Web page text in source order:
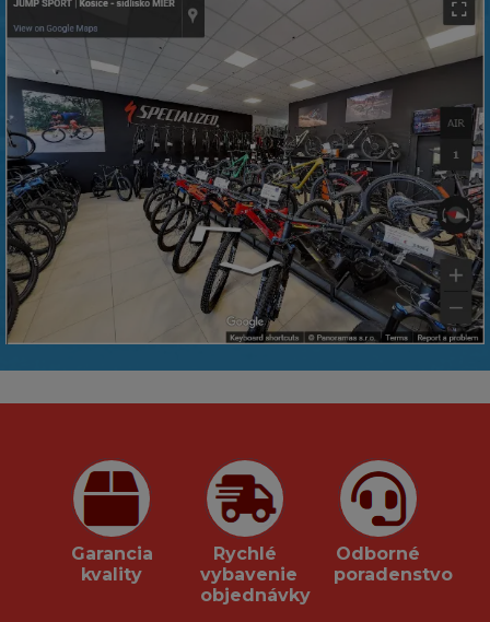
Garancia
kvality
Rychlé
vybavenie
objednávky
Odborné
poradenstvo